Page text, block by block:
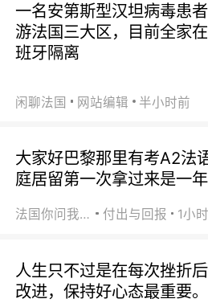
一名安第斯型汉坦病毒患
游法国三大区，目前全家
班牙隔离
闲聊法国 网站编辑 半小时前
大家好巴黎那里有考A2法
庭居留第一次拿过来是一
法国你问我答 付出与回报 1小
人生只不过是在每次挫折
改进，保持好心态最重要